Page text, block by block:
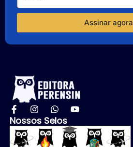
Assinar agora
Nossos Selos